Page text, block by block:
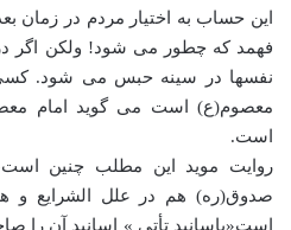
این حساب به اختیار مردم در زمان
فهمد که چطور می شود! ولکن اگر
نفسها در سینه حبس می شود. کسی
معصوم(ع) است می گوید امام
است.
روایت موید این مطلب چنین
صدوق(ره) هم در علل الشرایع و
است«باسانید تأتی » اسانید آن را